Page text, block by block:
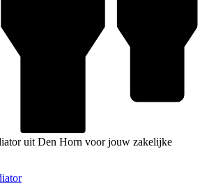
uit Den Horn voor jouw zakelijke